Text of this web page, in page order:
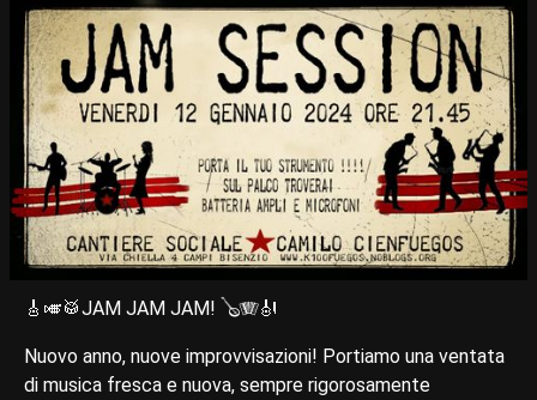
🎸🎺🥁JAM JAM JAM! 🪕🪗🎻
Nuovo anno, nuove improvvisazioni! Portiamo una ventata
di musica fresca e nuova, sempre rigorosamente